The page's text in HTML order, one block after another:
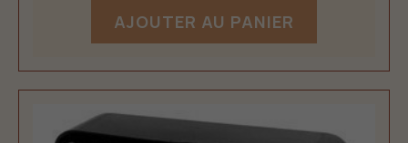
AJOUTER AU PANIER